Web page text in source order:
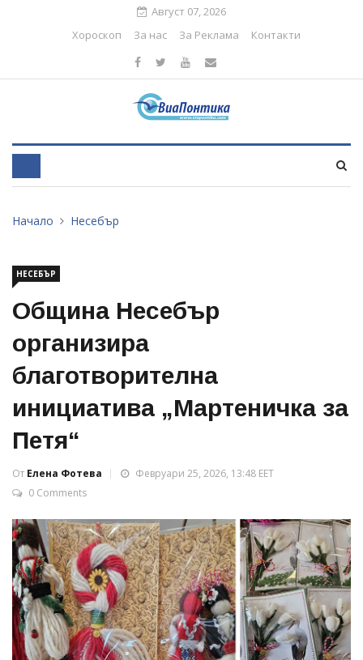
Август 07, 2026
Хороскоп
За нас За Реклама Контакти
Начало Несебър
НЕСЕБЪР
Община Несебър
организира
благотворителна
инициатива „Мартеничка за
Петя“
От Елена Фотева
Февруари 25, 2026, 13:48 EET
0 Comments